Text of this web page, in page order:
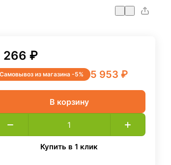
266 ₽
Самовывоз из магазина -5% 5 953 ₽
В корзину
Купить в 1 клик